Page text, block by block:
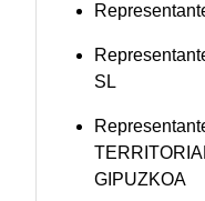
SL
GIPUZKOA